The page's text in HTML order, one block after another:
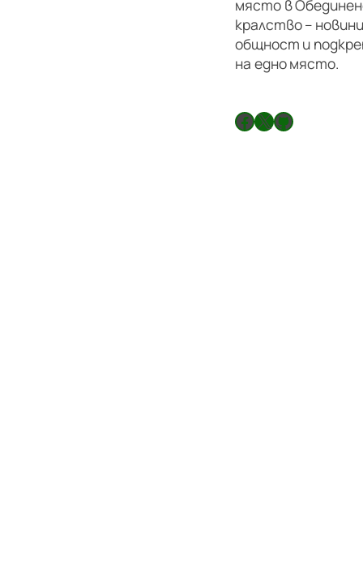
място в
кралство –
общност и
на едно място.
Facebook X GitHub